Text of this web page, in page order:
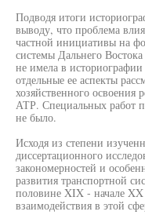
Подводя итоги
выводу, что проблема
частной инициативы на
системы Дальнего
не имела в историографии
отдельные ее аспекты
хозяйственного
АТР. Специальных работ
не было.
Исходя из степени
диссертационного
закономерностей и
развития транспортной
половине XIX - начале
взаимодействия в этой